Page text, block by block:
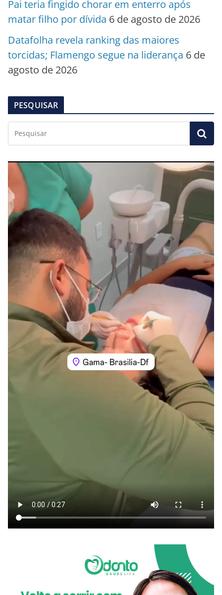
Pai teria fingido chorar em enterro após
matar filho por dívida 6 de agosto de 2026
Datafolha revela ranking das maiores
torcidas; Flamengo segue na liderança 6 de
agosto de 2026
PESQUISAR